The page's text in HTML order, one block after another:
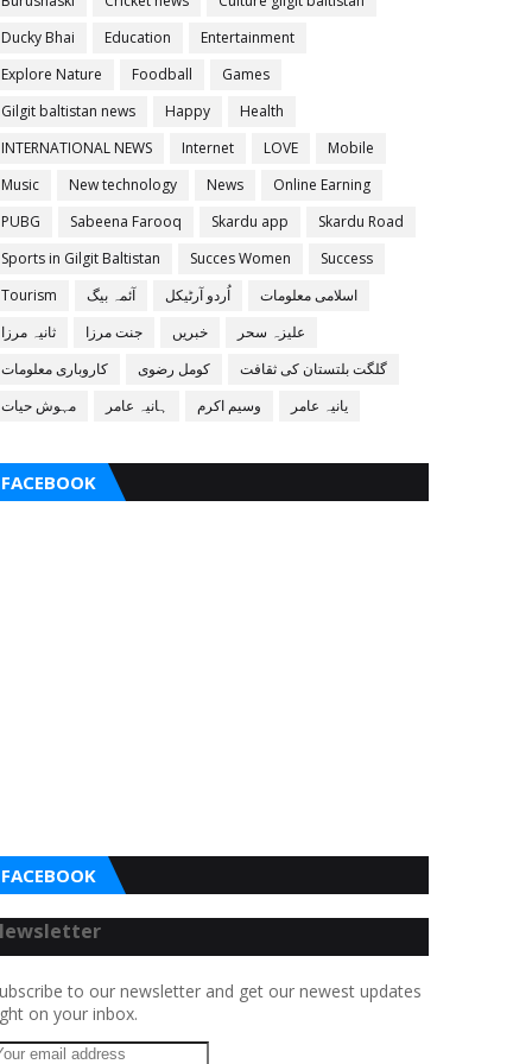
Ducky Bhai
Education
Entertainment
Explore Nature
Foodball
Games
Gilgit baltistan news
Happy
Health
INTERNATIONAL NEWS
Internet LOVE
Mobile
Music
New technology News
Online Earning
PUBG
Sabeena Farooq Skardu app
Skardu Road
Sports in Gilgit Baltistan
Succes Women
Success
Tourism
آئمہ بیگ اُردو آرٹیکل
اسلامی معلومات
ثانیہ مرزا
جنت مرزا خبریں
علیزہ سحر
کاروباری معلومات
کومل رضوی
گلگت بلتستان کی ثقافت
مہوش حیات
ہانیہ عامر وسیم اکرم یانیہ عامر
FACEBOOK
FACEBOOK
to our newsletter and get our newest updates
on your inbox.